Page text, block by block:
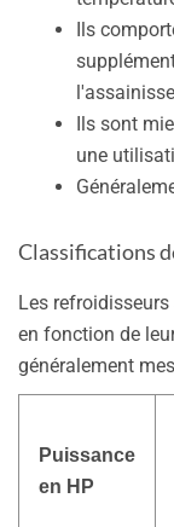
Ils
Ils sont
une
Classifications
Les
en fonction de
généralement
Puissance
en HP